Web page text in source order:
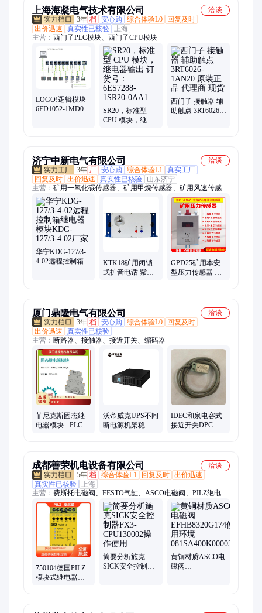
上海海凝电气技术有限公司
洽谈
3年 档 安心购 综合体验L0
回复及时
出价迅速
真实性已核验
上海
主营： 西门子PLC模块、西门子CPU模块
LOGO!逻辑模块
6ED1052-1MD00-
SR20，标准型
CPU 模块，继电
西门子 接触器 辅
助触点 3RT6026-
济宁中新电气有限公司
洽谈
3年 厂 安心购 综合体验L1 真实工厂
回复及时 出价迅速 真实性已核验
山东济宁
主营： 矿用一氧化碳传感器、矿用甲烷传感器、矿用风速传感
器、02继电器模块、矿用氧气传感器、矿用压力传感器、矿用二
氧化碳传感器、矿用负压传感器、矿用风压传感器、矿用二氧化
氮传感器、矿用差压传感器、矿用管道压力传感器、矿用温湿度
传感器、矿用二氧化硫传感器、矿用温度传感器、煤矿用激光甲
烷传感器、矿用投入式液位传感器、开停传感器、矿用硫化氢传
感器、矿用烟雾传感器、矿用双向风速传感器、矿用风速风向传
感器、矿用氢气传感器、煤矿用低浓度甲烷传感器、煤矿用一氧
华宁KDG-127/3-
4-02远程控制箱继
KTK18矿用闭锁
式扩音电话 紫辰
GPD25矿用本安
型压力传感器 恒
厦门鼎隆电气有限公司
洽谈
3年 档 安心购 综合体验L0
回复及时
出价迅速
真实性已核验
主营： 断路器、接触器、接近开关、编码器
菲尼克斯固态继
电器模块 - PLC-
沃帝威克UPS不间
断电源机架稳压
IDEC和泉电容式
接近开关DPC-
成都善荣机电设备有限公司
洽谈
5年 档 综合体验L1 回复及时 出价迅速
真实性已核验
上海
主营： 费斯托电磁阀、FESTO气缸、ASCO电磁阀、PILZ继电器
参数介绍、喜开理气缸、CAMOZZI电磁阀、派克软管、THK、
诺冠电磁阀、意大利SIRAI电磁阀、贺德克蓄能器、易福门传感
器、罗克韦尔、宝德电磁阀、Atos溢流阀、Aventics气缸、
danfoss压力开关
750104德国PILZ
模块式继电器
简要分析施克
SICK安全控制器
黄铜材质ASCO电
磁阀